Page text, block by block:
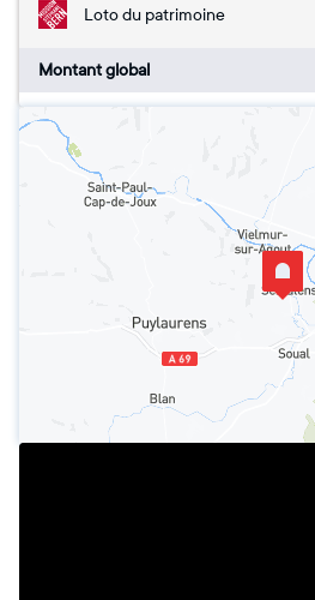
Loto du patrimoine
Montant global